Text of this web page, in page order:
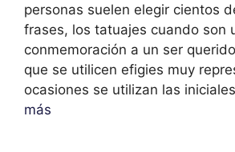
personas suelen elegir cientos
frases, los tatuajes cuando son
conmemoración a un ser
que se utilicen efigies muy
ocasiones se utilizan las
más